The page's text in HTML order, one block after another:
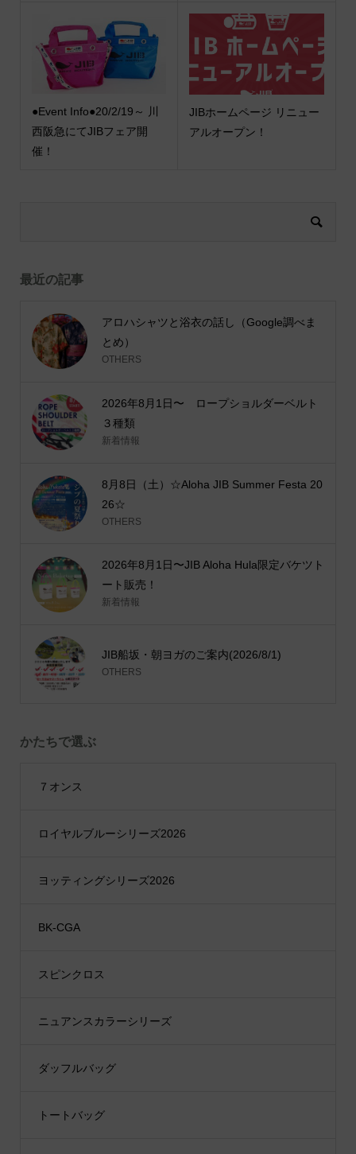
●Event Info●20/2/19～ 川
西阪急にてJIBフェア開
催！
JIBホームページ リニュー
アルオープン！
最近の記事
アロハシャツと浴衣の話し（Google調べま
とめ）
OTHERS
2026年8月1日〜 ロープショルダーベルト
３種類
新着情報
8月8日（土）☆Aloha JIB Summer Festa 20
26☆
OTHERS
2026年8月1日〜JIB Aloha Hula限定バケツト
ート販売！
新着情報
JIB船坂・朝ヨガのご案内(2026/8/1)
OTHERS
かたちで選ぶ
７オンス
ロイヤルブルーシリーズ2026
ヨッティングシリーズ2026
BK-CGA
スピンクロス
ニュアンスカラーシリーズ
ダッフルバッグ
トートバッグ